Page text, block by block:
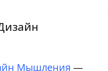
Мышления —